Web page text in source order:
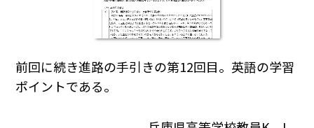
前回に続き進路の手引きの第12回目。英語の学習
ポイントである。